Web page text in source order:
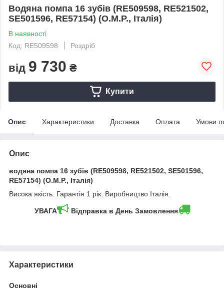
Водяна помпа 16 зубів (RE509598, RE521502,
SE501596, RE57154) (O.M.P., Італія)
В наявності
Код: RE509598
Роздріб
від 9 730 ₴
Купити
Опис Характеристики Доставка Оплата Умови
Опис
водяна помпа 16 зубів (RE509598, RE521502, SE501596,
RE57154) (O.M.P., Італія)
Висока якість. Гарантія 1 рік. Виробництво Італія.
УВАГА Відправка в День Замовлення
Характеристики
Основні